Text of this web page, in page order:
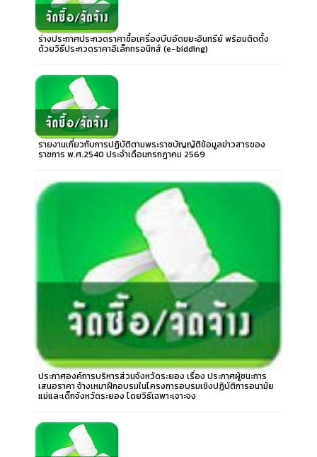
ร่างประกาศประกวดราคาซื้อเครื่องบีบอัดขยะอินทรีย์ พร้อมติดตั้ง
ด้วยวิธีประกวดราคาอิเล็กทรอนิกส์ (e-bidding)
รายงานเกี่ยวกับการปฏิบัติตามพระราชบัญญัติข้อมูลข่าวสารของ
ราชการ พ.ศ.2540 ประจำเดือนกรกฎาคม 2569
ประกาศองค์การบริหารส่วนจังหวัดระยอง เรื่อง ประกาศผู้ชนะการ
เสนอราคา จ้างเหมาฝึกอบรมในโครงการอบรมเชิงปฏิบัติการอนามัย
แม่และเด็กจังหวัดระยอง โดยวิธีเฉพาะเจาะจง